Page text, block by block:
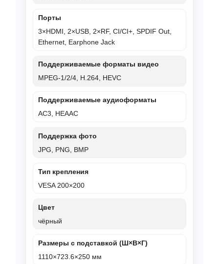
Порты
3×HDMI, 2×USB, 2×RF, CI/CI+, SPDIF Out,
Ethernet, Earphone Jack
Поддерживаемые форматы видео
MPEG-1/2/4, H.264, HEVC
Поддерживаемые аудиоформаты
AC3, HEAAC
Поддержка фото
JPG, PNG, BMP
Тип крепления
VESA 200×200
Цвет
чёрный
Размеры с подставкой (Ш×В×Г)
1110×723.6×250 мм